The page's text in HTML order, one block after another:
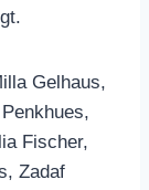
Gelhaus,
Fischer,
Zadaf